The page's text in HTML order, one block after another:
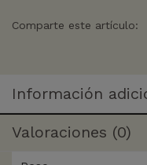
Comparte este artículo:
Información
Valoraciones (0)